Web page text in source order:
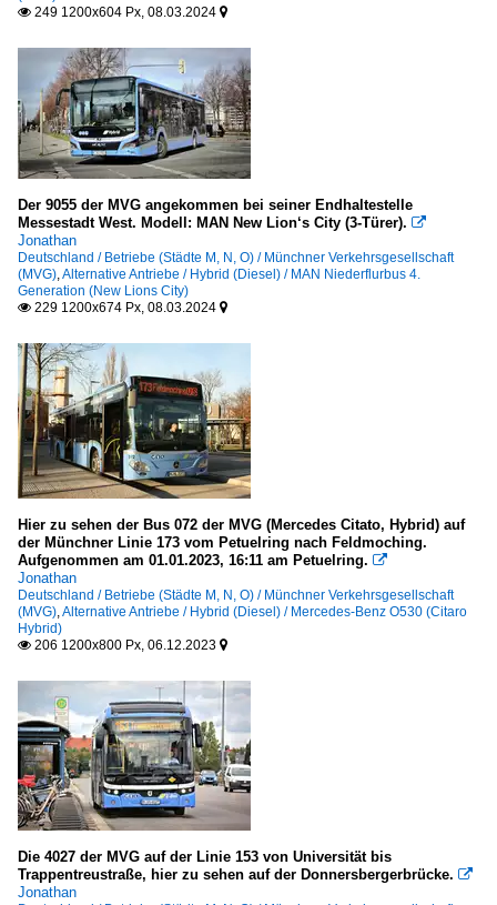
 249 1200x604 Px, 08.03.2024 
Der 9055 der MVG angekommen bei seiner Endhaltestelle
Messestadt West. Modell: MAN New Lion‘s City (3-Türer). 
Jonathan
Deutschland / Betriebe (Städte M, N, O) / Münchner Verkehrsgesellschaft
(MVG),Alternative Antriebe / Hybrid (Diesel) / MAN Niederflurbus 4.
Generation (New Lions City)
 229 1200x674 Px, 08.03.2024 
Hier zu sehen der Bus 072 der MVG (Mercedes Citato, Hybrid) auf
der Münchner Linie 173 vom Petuelring nach Feldmoching.
Aufgenommen am 01.01.2023, 16:11 am Petuelring. 
Jonathan
Deutschland / Betriebe (Städte M, N, O) / Münchner Verkehrsgesellschaft
(MVG),Alternative Antriebe / Hybrid (Diesel) / Mercedes-Benz O530 (Citaro
Hybrid)
 206 1200x800 Px, 06.12.2023 
Die 4027 der MVG auf der Linie 153 von Universität bis
Trappentreustraße, hier zu sehen auf der Donnersbergerbrücke. 
Jonathan